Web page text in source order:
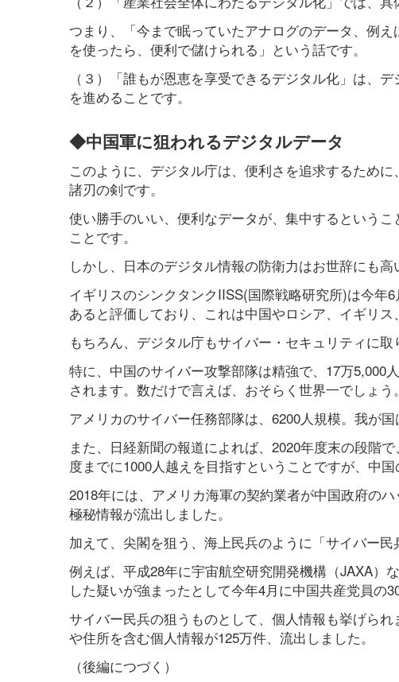
つまり、「今まで眠っていたアナログのデータ、例
を使ったら、便利で儲けられる」という話です。
（３）「誰もが恩恵を享受できるデジタル化」は、
を進めることです。
◆中国軍に狙われるデジタルデータ
このように、デジタル庁は、便利さを追求するため
諸刃の剣です。
使い勝手のいい、便利なデータが、集中するという
ことです。
しかし、日本のデジタル情報の防衛力はお世辞にも高
イギリスのシンクタンクIISS(国際戦略研究所)は今年
あると評価しており、これは中国やロシア、イギリス
もちろん、デジタル庁もサイバー・セキュリティに
特に、中国のサイバー攻撃部隊は精強で、17万5,000
されます。数だけで言えば、おそらく世界一でしょう。
アメリカのサイバー任務部隊は、6200人規模。我が
また、日経新聞の報道によれば、2020年度末の段階
度までに1000人越えを目指すということですが、中
2018年には、アメリカ海軍の契約業者が中国政府の
極秘情報が流出しました。
加えて、尖閣を狙う、海上民兵のように「サイバー民
例えば、平成28年に宇宙航空研究開発機構（JAXA）
した疑いが強まったとして今年4月に中国共産党員の
サイバー民兵の狙うものとして、個人情報も挙げら
や住所を含む個人情報が125万件、流出しました。
（後編につづく）